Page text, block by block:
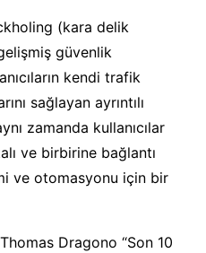
(kara delik
güvenlik
kendi trafik
sağlayan ayrıntılı
zamanda kullanıcılar
ve birbirine bağlantı
ve otomasyonu için bir
Dragono “Son 10